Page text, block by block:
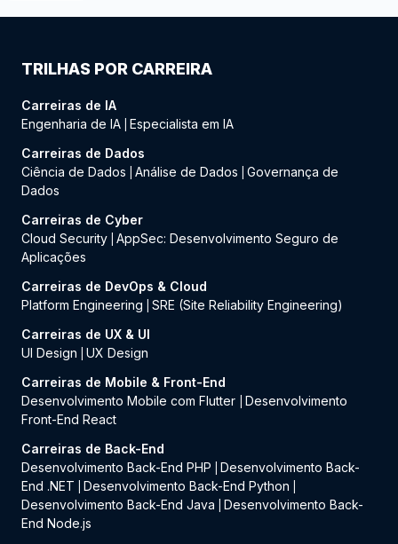
TRILHAS POR CARREIRA
Carreiras de IA
Engenharia de IA Especialista em IA
Carreiras de Dados
Ciência de Dados
Análise de Dados
Governança de
Dados
Carreiras de Cyber
Cloud Security AppSec: Desenvolvimento Seguro de
Aplicações
Carreiras de DevOps & Cloud
Platform Engineering
SRE (Site Reliability Engineering)
Carreiras de UX & UI
UI Design
UX Design
Carreiras de Mobile & Front-End
Desenvolvimento Mobile com Flutter
Desenvolvimento
Front-End React
Carreiras de Back-End
Desenvolvimento Back-End PHP
Desenvolvimento Back-
End .NET
Desenvolvimento Back-End Python
Desenvolvimento Back-End Java
Desenvolvimento Back-
End Node.js